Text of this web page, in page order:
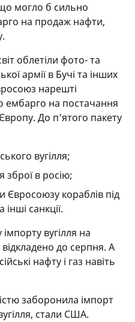
могло б сильно
на продаж нафти,
облетіли фото- та
армії в Бучі та інших
нарешті
ембарго на постачання
До п'ятого пакету
вугілля;
зброї в росію;
Євросоюзу кораблів під
санкції.
вугілля на
до серпня. А
нафту і газ навіть
заборонила імпорт
стали США.